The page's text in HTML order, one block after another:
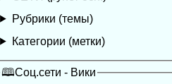
Рубрики (темы)
Категории (метки)
🕮Соц.сети - Вики